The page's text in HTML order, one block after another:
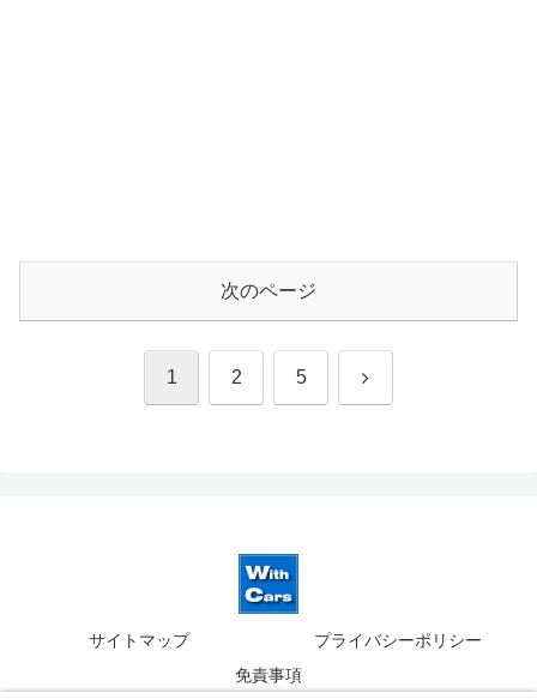
次のページ
1 2 5 次
サイトマップ
プライバシーポリシー
免責事項